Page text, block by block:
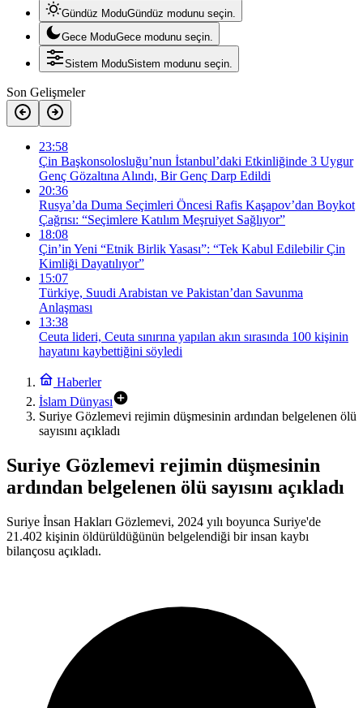
Gündüz ModuGündüz modunu seçin.
Gece ModuGece modunu seçin.
Sistem ModuSistem modunu seçin.
Son Gelişmeler
23:58
Çin Başkonsolosluğu’nun İstanbul’daki Etkinliğinde 3 Uygur
Genç Gözaltına Alındı, Bir Genç Darp Edildi
20:36
Rusya’da Duma Seçimleri Öncesi Rafis Kaşapov’dan Boykot
Çağrısı: “Seçimlere Katılım Meşruiyet Sağlıyor”
18:08
Çin’in Yeni “Etnik Birlik Yasası”: “Tek Kabul Edilebilir Çin
Kimliği Dayatılıyor”
15:07
Türkiye, Suudi Arabistan ve Pakistan’dan Savunma
Anlaşması
13:38
Ceuta lideri, Ceuta sınırına yapılan akın sırasında 100 kişinin
hayatını kaybettiğini söyledi
Haberler
İslam Dünyası
Suriye Gözlemevi rejimin düşmesinin ardından belgelenen ölü
sayısını açıkladı
Suriye Gözlemevi rejimin düşmesinin
ardından belgelenen ölü sayısını açıkladı
Suriye İnsan Hakları Gözlemevi, 2024 yılı boyunca Suriye'de
21.402 kişinin öldürüldüğünün belgelendiği bir insan kaybı
bilançosu açıkladı.